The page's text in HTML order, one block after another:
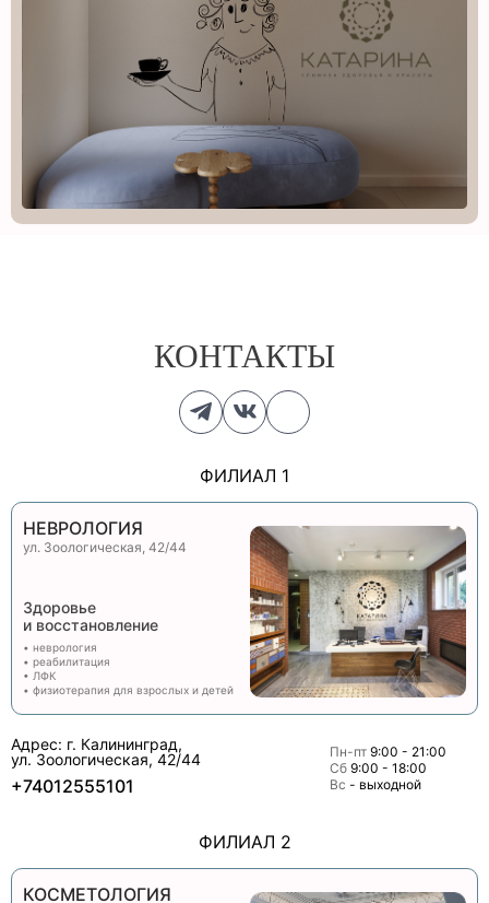
КОНТАКТЫ
ФИЛИАЛ 1
НЕВРОЛОГИЯ
ул. Зоологическая, 42/44
Здоровье
и восстановление
• неврология
• реабилитация
• ЛФК
• физиотерапия для взрослых и детей
Адрес: г. Калининград,
ул. Зоологическая, 42/44
+74012555101
Пн-пт 9:00 - 21:00
Сб 9:00 - 18:00
Вс - выходной
ФИЛИАЛ 2
КОСМЕТОЛОГИЯ